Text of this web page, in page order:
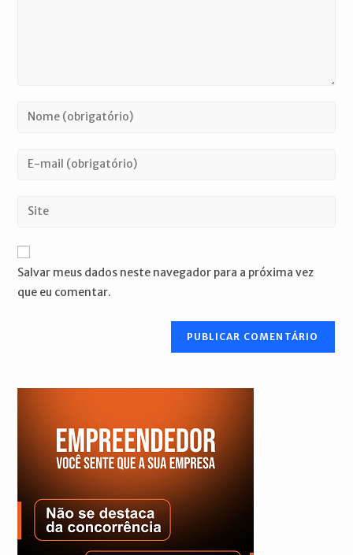
Digite
ou
de
para
comentar
Digite
de
mail
para
comentar
Digite
URL
site
Salvar meus dados neste navegador para a próxima vez
que eu comentar.